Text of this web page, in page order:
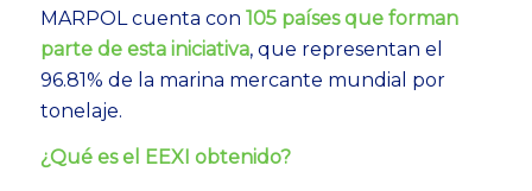
MARPOL cuenta con 105 países que forman
parte de esta iniciativa, que representan el
96.81% de la marina mercante mundial por
tonelaje.
¿Qué es el EEXI obtenido?